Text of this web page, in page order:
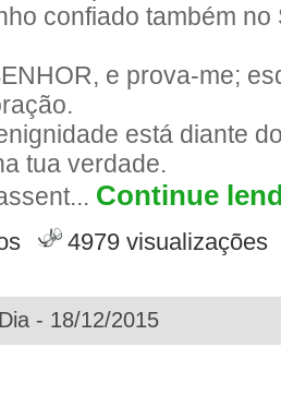
confiado também no
e prova-me;
está diante
tua verdade.
Continue
4979 visualizações
- 18/12/2015